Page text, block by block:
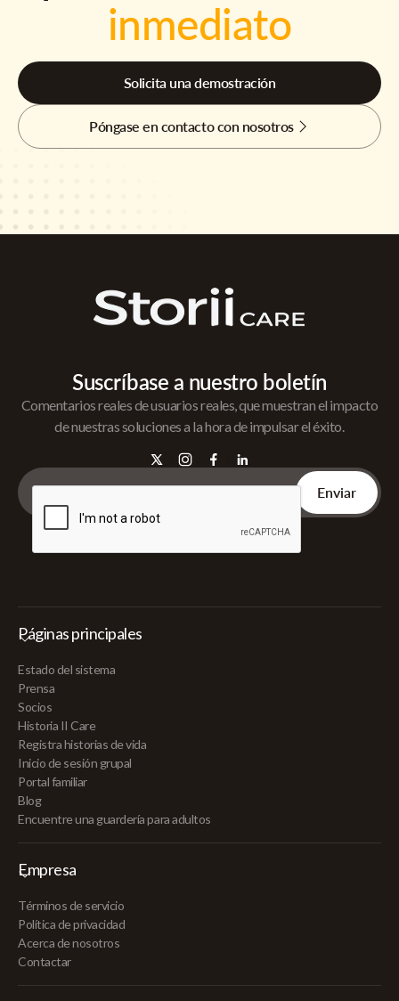
inmediato
Solicita una demostración
Póngase en contacto con nosotros
Suscríbase a nuestro boletín
Comentarios reales de usuarios reales, que muestran el impacto
de nuestras soluciones a la hora de impulsar el éxito.
Páginas principales
Estado del sistema
Prensa
Socios
Historia II Care
Registra historias de vida
Inicio de sesión grupal
Portal familiar
Blog
Encuentre una guardería para adultos
Empresa
Términos de servicio
Política de privacidad
Acerca de nosotros
Contactar